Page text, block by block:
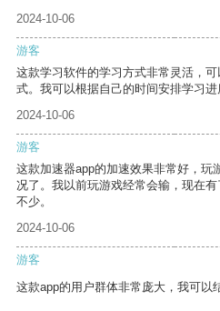
2024-10-06
游客
这款学习软件的学习方式非常灵活，
式。我可以根据自己的时间安排学习进
2024-10-06
游客
这款加速器app的加速效果非常好，玩
况了。我以前玩游戏经常会输，现在
不少。
2024-10-06
游客
这款app的用户群体非常庞大，我可以